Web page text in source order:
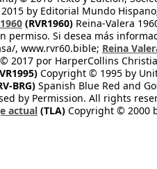
by Editorial Mundo
(RVR1960) Reina-Valera
permiso. Si desea más
, www.rvr60.bible; Reina
2017 por HarperCollins
Copyright © 1995 by
BRG) Spanish Blue Red and
by Permission. All rights
actual (TLA) Copyright © 2000